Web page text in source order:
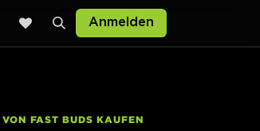
Anmelden
FAST BUDS KAUFEN